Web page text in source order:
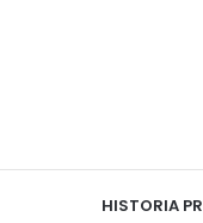
HISTORIA PR